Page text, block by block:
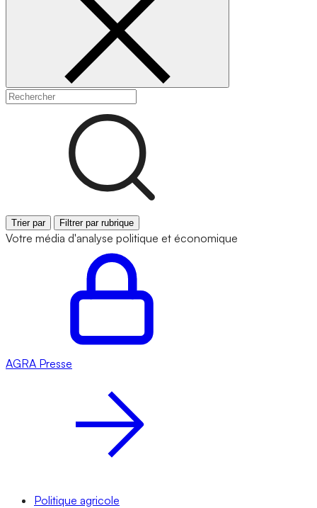
Trier par Filtrer par rubrique
Votre média d'analyse politique et économique
AGRA Presse
Politique agricole